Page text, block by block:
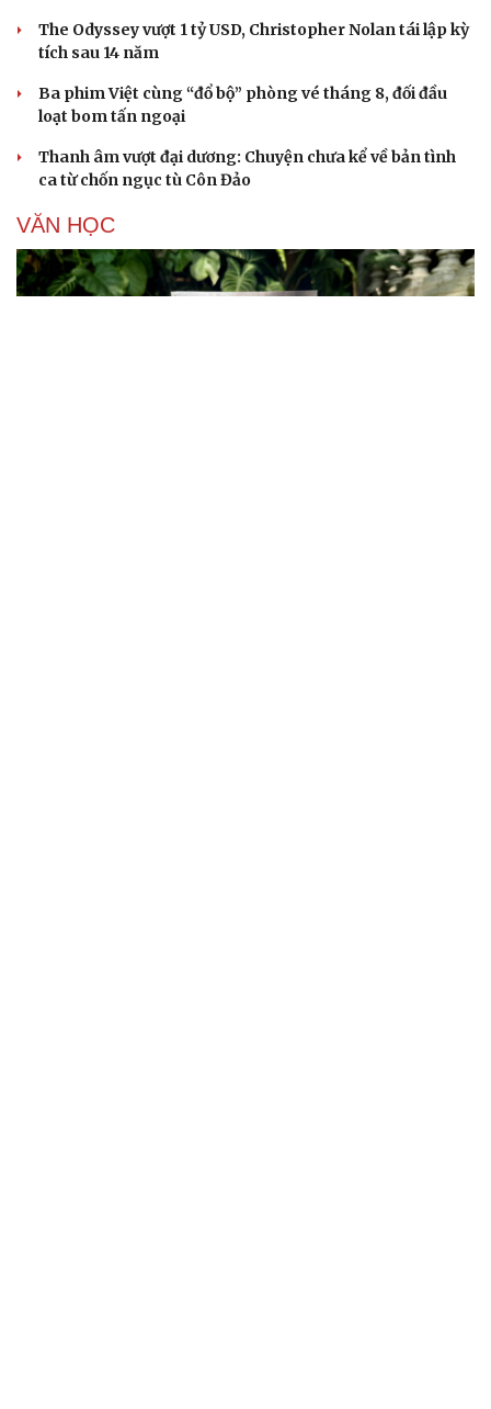
The Odyssey vượt 1 tỷ USD, Christopher Nolan tái lập kỳ
tích sau 14 năm
Ba phim Việt cùng “đổ bộ” phòng vé tháng 8, đối đầu
loạt bom tấn ngoại
Thanh âm vượt đại dương: Chuyện chưa kể về bản tình
ca từ chốn ngục tù Côn Đảo
VĂN HỌC